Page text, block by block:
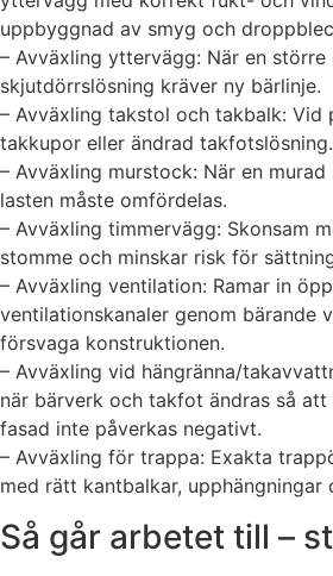
uppbyggnad av smyg och
– Avväxling yttervägg: När en
skjutdörrslösning kräver ny bärlinje.
– Avväxling takstol och takbalk: Vid
takkupor eller ändrad takfotslösning.
– Avväxling murstock: När en
lasten måste omfördelas.
– Avväxling timmervägg: Skonsam
stomme och minskar risk för
– Avväxling ventilation: Ramar in
ventilationskanaler genom bärande
försvaga konstruktionen.
– Avväxling vid hängränna/
när bärverk och takfot ändras så
fasad inte påverkas negativt.
– Avväxling för trappa: Exakta
med rätt kantbalkar,
Så går arbetet till –